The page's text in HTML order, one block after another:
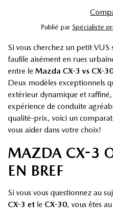
Publié par Spécialiste
Si vous cherchez un petit VUS
faufile aisément en rues
entre le Mazda CX-3 vs CX-
Deux modèles exceptionnels
extérieur dynamique et
expérience de conduite
qualité-prix, voici un
vous aider dans votre choix!
MAZDA CX-3
EN BREF
Si vous vous questionnez au
CX-3 et le CX-30, vous êtes